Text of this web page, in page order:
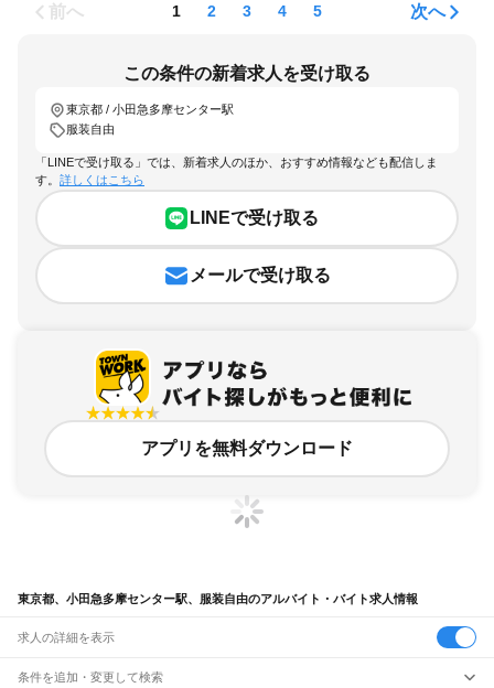
前へ 1 2 3 4 5 次へ
この条件の新着求人を受け取る
東京都 / 小田急多摩センター駅
服装自由
「LINEで受け取る」では、新着求人のほか、おすすめ情報なども配信しま
す。 詳しくはこちら
LINEで受け取る
メールで受け取る
アプリを無料ダウンロード
東京都、小田急多摩センター駅、服装自由のアルバイト・バイト求人情報
求人の詳細を表示
条件を追加・変更して検索